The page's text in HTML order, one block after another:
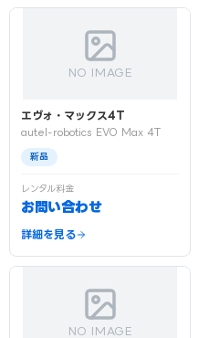
NO IMAGE
エヴォ・マックス4T
autel-robotics EVO Max 4T
新品
レンタル料金
お問い合わせ
詳細を見る
NO IMAGE